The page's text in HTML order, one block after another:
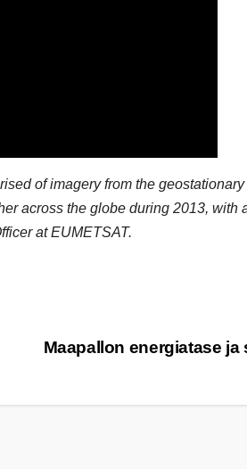
of imagery from the
across the globe during 2013, with
at EUMETSAT.
Maapallon energiatase ja